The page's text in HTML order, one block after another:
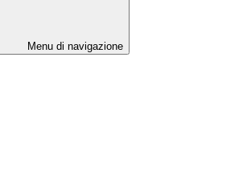
Menu di navigazione